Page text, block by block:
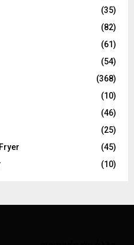
(35)
(82)
(61)
(54)
(368)
(10)
(46)
(25)
(45)
(10)